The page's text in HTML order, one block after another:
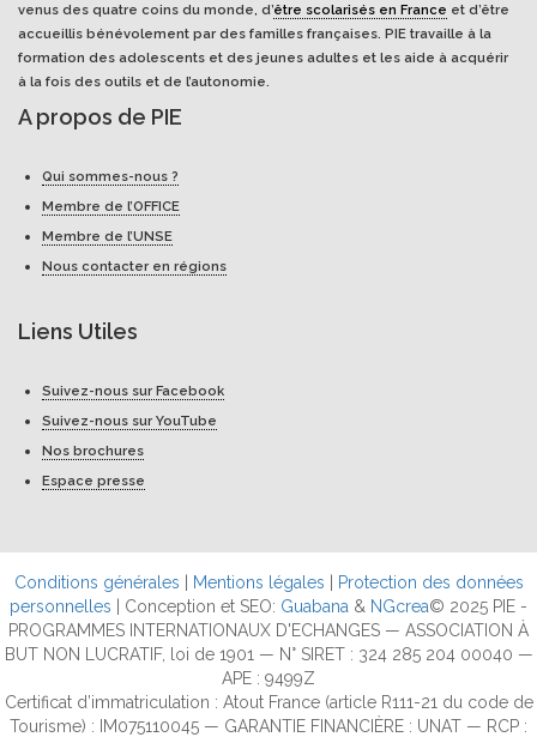
venus des quatre coins du monde, d’être scolarisés en France et d’être
accueillis bénévolement par des familles françaises. PIE travaille à la
formation des adolescents et des jeunes adultes et les aide à acquérir
à la fois des outils et de l’autonomie.
A propos de PIE
Qui sommes-nous ?
Membre de l’OFFICE
Membre de l’UNSE
Nous contacter en régions
Liens Utiles
Suivez-nous sur Facebook
Suivez-nous sur YouTube
Nos brochures
Espace presse
Conditions générales Mentions légales
Protection des données
personnelles | Conception et SEO: Guabana & NGcrea© 2025 PIE -
PROGRAMMES INTERNATIONAUX D'ECHANGES — ASSOCIATION À
BUT NON LUCRATIF, loi de 1901 — N° SIRET : 324 285 204 00040 —
APE : 9499Z
Certificat d’immatriculation : Atout France (article R111-21 du code de
Tourisme) : IM075110045 — GARANTIE FINANCIÈRE : UNAT — RCP :